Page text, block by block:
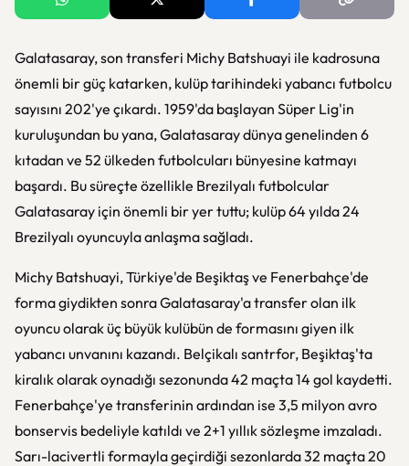
Galatasaray, son transferi Michy Batshuayi ile kadrosuna
önemli bir güç katarken, kulüp tarihindeki yabancı futbolcu
sayısını 202'ye çıkardı. 1959'da başlayan Süper Lig'in
kuruluşundan bu yana, Galatasaray dünya genelinden 6
kıtadan ve 52 ülkeden futbolcuları bünyesine katmayı
başardı. Bu süreçte özellikle Brezilyalı futbolcular
Galatasaray için önemli bir yer tuttu; kulüp 64 yılda 24
Brezilyalı oyuncuyla anlaşma sağladı.
Michy Batshuayi, Türkiye'de Beşiktaş ve Fenerbahçe'de
forma giydikten sonra Galatasaray'a transfer olan ilk
oyuncu olarak üç büyük kulübün de formasını giyen ilk
yabancı unvanını kazandı. Belçikalı santrfor, Beşiktaş'ta
kiralık olarak oynadığı sezonunda 42 maçta 14 gol kaydetti.
Fenerbahçe'ye transferinin ardından ise 3,5 milyon avro
bonservis bedeliyle katıldı ve 2+1 yıllık sözleşme imzaladı.
Sarı-lacivertli formayla geçirdiği sezonlarda 32 maçta 20